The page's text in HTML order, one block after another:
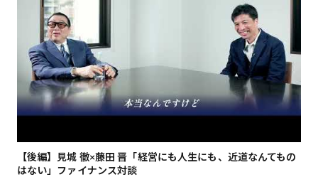
【後編】見城 徹×藤田 晋「経営にも人生にも、近道なんてもの
はない」ファイナンス対談